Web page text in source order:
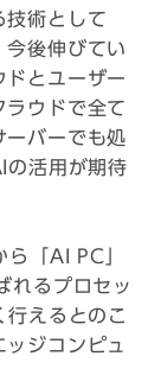
技術として
今後伸びてい
ドとユーザー
ラウドで全て
ーバーでも処
の活用が期待
ら「AI PC」
れるプロセッ
えるとのこ
ジコンピュ